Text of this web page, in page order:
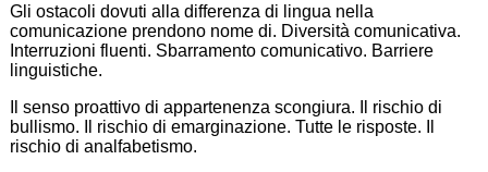
Gli ostacoli dovuti alla differenza di lingua nella
comunicazione prendono nome di. Diversità comunicativa.
Interruzioni fluenti. Sbarramento comunicativo. Barriere
linguistiche.
Il senso proattivo di appartenenza scongiura. Il rischio di
bullismo. Il rischio di emarginazione. Tutte le risposte. Il
rischio di analfabetismo.